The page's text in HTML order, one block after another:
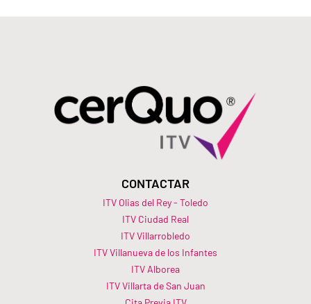
CONTACTAR
ITV Olias del Rey - Toledo
ITV Ciudad Real
ITV Villarrobledo
ITV Villanueva de los Infantes
ITV Alborea
ITV Villarta de San Juan